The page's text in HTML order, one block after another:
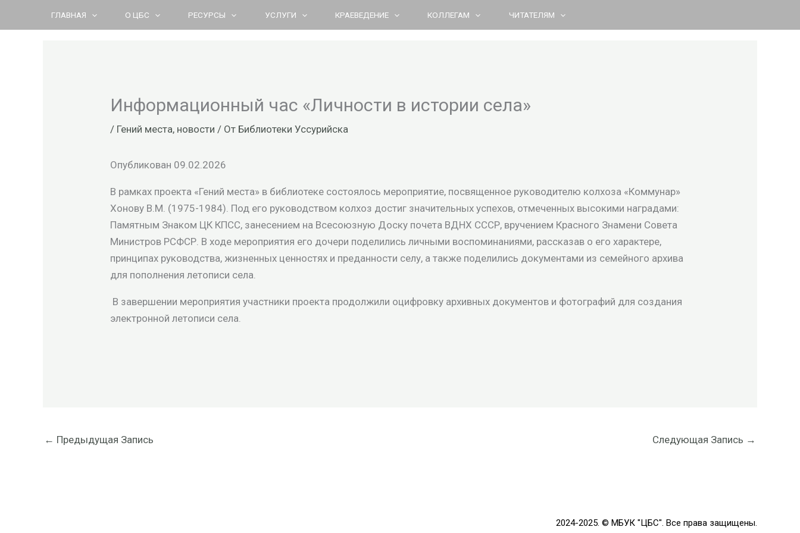
ГЛАВНАЯ О ЦБС РЕСУРСЫ УСЛУГИ КРАЕВЕДЕНИЕ КОЛЛЕГАМ ЧИТАТЕЛЯМ
Информационный час «Личности в истории села»
/ Гений места, новости / От Библиотеки Уссурийска
Опубликован 09.02.2026
В рамках проекта «Гений места» в библиотеке состоялось мероприятие, посвященное руководителю колхоза «Коммунар»
Хонову В.М. (1975-1984). Под его руководством колхоз достиг значительных успехов, отмеченных высокими наградами:
Памятным Знаком ЦК КПСС, занесением на Всесоюзную Доску почета ВДНХ СССР, вручением Красного Знамени Совета
Министров РСФСР. В ходе мероприятия его дочери поделились личными воспоминаниями, рассказав о его характере,
принципах руководства, жизненных ценностях и преданности селу, а также поделились документами из семейного архива
для пополнения летописи села.
В завершении мероприятия участники проекта продолжили оцифровку архивных документов и фотографий для создания
электронной летописи села.
← Предыдущая Запись Следующая Запись →
2024-2025. © МБУК "ЦБС". Все права защищены.